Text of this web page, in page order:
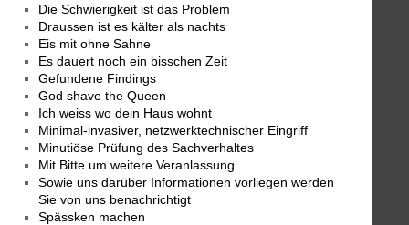
Die Schwierigkeit ist das Problem
Draussen ist es kälter als nachts
Eis mit ohne Sahne
Es dauert noch ein bisschen Zeit
Gefundene Findings
God shave the Queen
Ich weiss wo dein Haus wohnt
Minimal-invasiver, netzwerktechnischer Eingriff
Minutiöse Prüfung des Sachverhaltes
Mit Bitte um weitere Veranlassung
Sowie uns darüber Informationen vorliegen werden
Sie von uns benachrichtigt
Spässken machen